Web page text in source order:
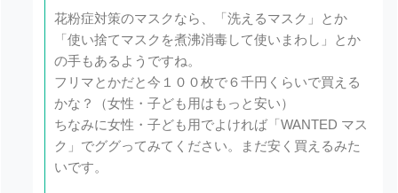
花粉症対策のマスクなら、「洗えるマスク」とか
「使い捨てマスクを煮沸消毒して使いまわし」とか
の手もあるようですね。
フリマとかだと今１００枚で６千円くらいで買える
かな？（女性・子ども用はもっと安い）
ちなみに女性・子ども用でよければ「WANTED マス
ク」でググってみてください。まだ安く買えるみた
いです。